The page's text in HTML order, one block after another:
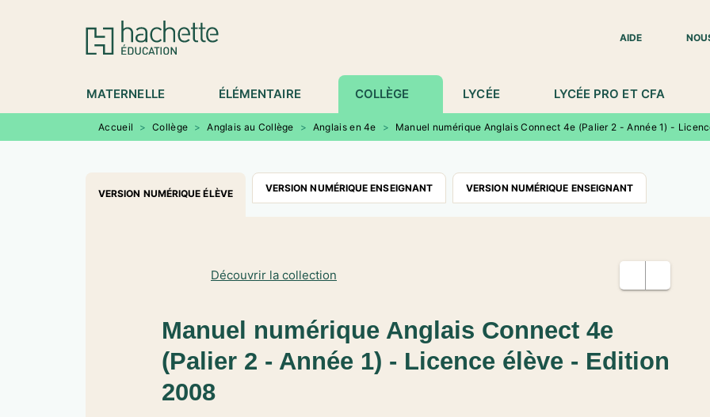
MENU RECHERCHE
AIDE
MATERNELLE ÉLÉMENTAIRE COLLÈGE LYCÉE LYCÉE PRO ET CFA
Accueil > Collège > Anglais au Collège > Anglais en 4e > Manuel numérique Anglais Connect 4e (Palier 2 - Année 1) -
VERSION NUMÉRIQUE ÉLÈVE VERSION NUMÉRIQUE ENSEIGNANT VERSION NUMÉRIQUE ENSEIGNANT
Découvrir la collection
Manuel numérique Anglais Connect 4e
(Palier 2 - Année 1) - Licence élève - Edition
2008